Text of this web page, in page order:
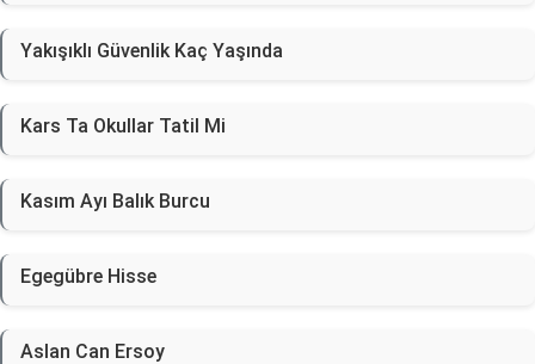
Yakışıklı Güvenlik Kaç Yaşında
Kars Ta Okullar Tatil Mi
Kasım Ayı Balık Burcu
Egegübre Hisse
Aslan Can Ersoy